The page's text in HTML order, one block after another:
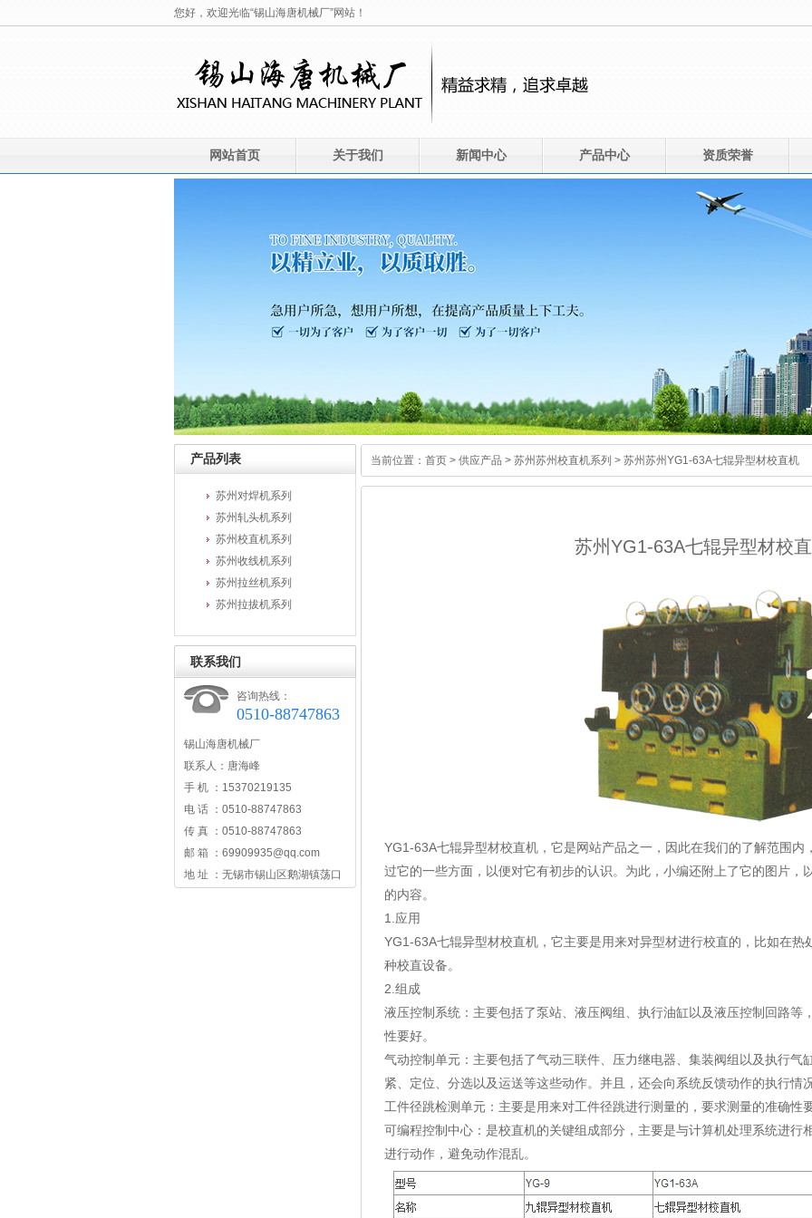
您好，欢迎光临“锡山海唐机械厂”网站！
网站首页 关于我们 新闻中心 产品中心 资质荣誉
产品列表
苏州对焊机系列
苏州轧头机系列
苏州校直机系列
苏州收线机系列
苏州拉丝机系列
苏州拉拔机系列
联系我们
咨询热线：
0510-88747863
锡山海唐机械厂
联系人：唐海峰
手 机 ：15370219135
电 话 ：0510-88747863
传 真 ：0510-88747863
邮 箱 ：69909935@qq.com
地 址 ：无锡市锡山区鹅湖镇荡口
当前位置： 首页 > 供应产品 > 苏州苏州校直机系列 > 苏州苏州YG1-63A七辊异型材校直机
苏州YG1-63A七辊异型材校
YG1-63A七辊异型材校直机，它是网站产品之一，因此在我们的了解范围
过它的一些方面，以便对它有初步的认识。为此，小编还附上了它的图片，
的内容。
1.应用
YG1-63A七辊异型材校直机，它主要是用来对异型材进行校直的，比如在
种校直设备。
2.组成
液压控制系统：主要包括了泵站、液压阀组、执行油缸以及液压控制回路等
性要好。
气动控制单元：主要包括了气动三联件、压力继电器、集装阀组以及执行气
紧、定位、分选以及运送等这些动作。并且，还会向系统反馈动作的执行情
工件径跳检测单元：主要是用来对工件径跳进行测量的，要求测量的准确性
可编程控制中心：是校直机的关键组成部分，主要是与计算机处理系统进行
进行动作，避免动作混乱。